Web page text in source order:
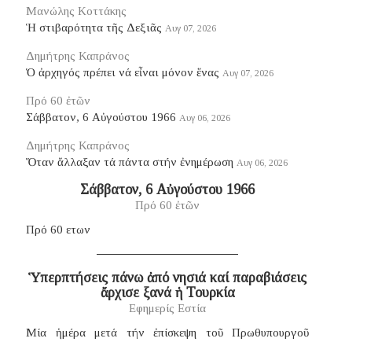
Μανώλης Κοττάκης
Ἡ στιβαρότητα τῆς Δεξιᾶς Αυγ 07, 2026
Δημήτρης Καπράνος
Ὁ ἀρχηγός πρέπει νά εἶναι μόνον ἕνας Αυγ 07, 2026
Πρό 60 ἐτῶν
Σάββατον, 6 Αὐγούστου 1966 Αυγ 06, 2026
Δημήτρης Καπράνος
Ὅταν ἄλλαξαν τά πάντα στήν ἐνημέρωση Αυγ 06, 2026
Σάββατον, 6 Αὐγούστου 1966
Πρό 60 ἐτῶν
Πρό 60 ετων
Ὑπερπτήσεις πάνω ἀπό νησιά καί παραβιάσεις
ἄρχισε ξανά ἡ Τουρκία
Εφημερίς Εστία
Μία ἡμέρα μετά τήν ἐπίσκεψη τοῦ Πρωθυπουργοῦ